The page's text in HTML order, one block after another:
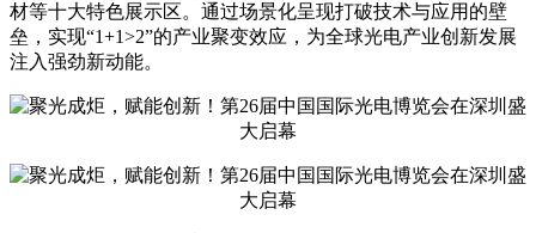
材等十大特色展示区。通过场景化呈现打破技术与应用的壁
垒，实现“1+1>2”的产业聚变效应，为全球光电产业创新发展
注入强劲新动能。